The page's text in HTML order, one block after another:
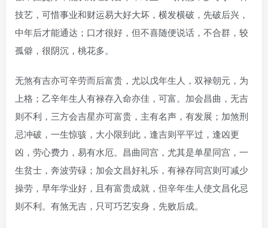
技艺，可惜事业和财运易大好大坏，横发横破，先破后兴，
中年后才能通达；口才很好，但不喜随便说话，不合群，较
孤僻，很阴沉，桃花多。
无煞有吉亦可辛劳而后富贵，尤以戊年生人，双禄朝元，为
上格；乙辛年生人有禄存入命亦佳，可富。加会昌曲，无吉
则不利，三方会吉星亦可富贵，主有名声，有发展；加煞刑
忌冲破，一生惊骇，大小限到此，逢吉则平平过，逢凶更
凶，劳心费力，易有水厄。昌曲同宫，尤其是单星同宫，一
生贫士，奔波劳碌；加会文昌好礼乐，有禄存同宫则可减少
操劳，早年学业好，且有富贵成就，但辛年生人使文昌化忌
则不利。有煞无吉，只可巧艺安身，先败后成。